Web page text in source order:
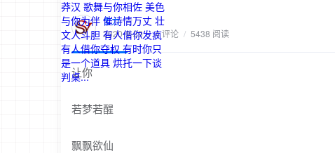
舍力
2020-9-29 / 4 评论 / 5438 阅读
让你
若梦若醒
飘飘欲仙